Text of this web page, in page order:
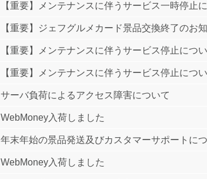
【重要】メンテナンスに伴うサービス一時停止
【重要】ジェフグルメカード景品交換終了のお
【重要】メンテナンスに伴うサービス停止につ
【重要】メンテナンスに伴うサービス停止につ
サーバ負荷によるアクセス障害について
WebMoney入荷しました
年末年始の景品発送及びカスタマーサポートに
WebMoney入荷しました